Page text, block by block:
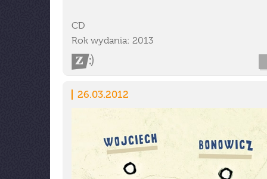
CD
Rok wydania: 2013
26.03.2012